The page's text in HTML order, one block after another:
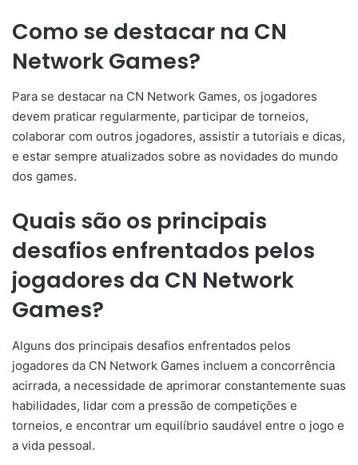
Como se destacar na CN
Network Games?
Para se destacar na CN Network Games, os jogadores
devem praticar regularmente, participar de torneios,
colaborar com outros jogadores, assistir a tutoriais e dicas,
e estar sempre atualizados sobre as novidades do mundo
dos games.
Quais são os principais
desafios enfrentados pelos
jogadores da CN Network
Games?
Alguns dos principais desafios enfrentados pelos
jogadores da CN Network Games incluem a concorrência
acirrada, a necessidade de aprimorar constantemente suas
habilidades, lidar com a pressão de competições e
torneios, e encontrar um equilíbrio saudável entre o jogo e
a vida pessoal.